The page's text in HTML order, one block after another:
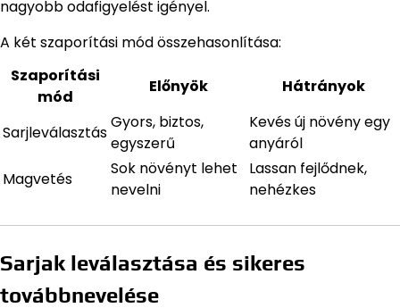
nagyobb odafigyelést igényel.
A két szaporítási mód összehasonlítása:
Szaporítási
mód
Előnyök Hátrányok
Sarjleválasztás
Gyors, biztos,
egyszerű
Kevés új növény egy
anyáról
Magvetés
Sok növényt lehet
nevelni
Lassan fejlődnek,
nehézkes
Sarjak leválasztása és sikeres
továbbnevelése